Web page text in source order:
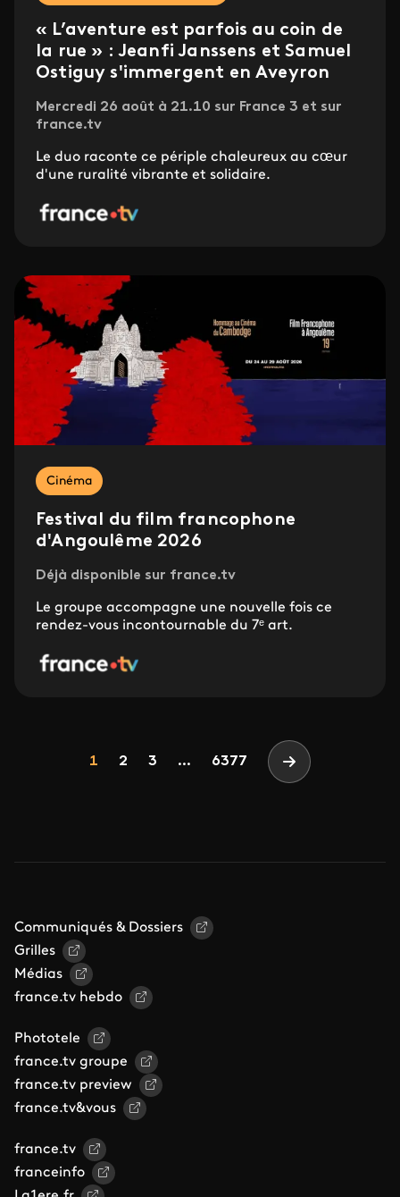
« L’aventure est parfois au coin de
la rue » : Jeanfi Janssens et Samuel
Ostiguy s'immergent en Aveyron
Mercredi 26 août à 21.10 sur France 3 et sur
france.tv
Le duo raconte ce périple chaleureux au cœur
d'une ruralité vibrante et solidaire.
Cinéma
Festival du film francophone
d'Angoulême 2026
Déjà disponible sur france.tv
Le groupe accompagne une nouvelle fois ce
rendez-vous incontournable du 7ᵉ art.
Page
1 Page
2 Page
3 ... 6377 Page suivante
Communiqués & Dossiers
Grilles
Médias
france.tv hebdo
Phototele
france.tv groupe
france.tv preview
france.tv&vous
france.tv
franceinfo